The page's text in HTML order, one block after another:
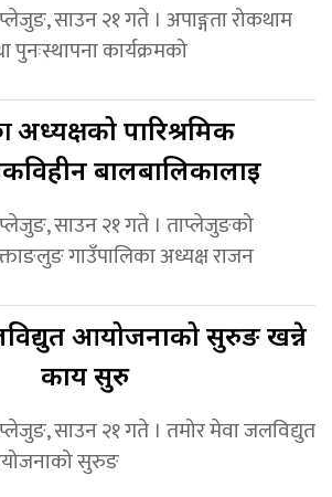
साउन २१ गते । अपाङ्गता रोकथाम
पुनःस्थापना कार्यक्रमको
अध्यक्षको पारिश्रमिक
बालबालिकालाई
साउन २१ गते । ताप्लेजुङको
गाउँपालिका अध्यक्ष राजन
आयोजनाको सुरुङ खन्ने
कार्य सुरु
साउन २१ गते । तमोर मेवा जलविद्युत
सुरुङ